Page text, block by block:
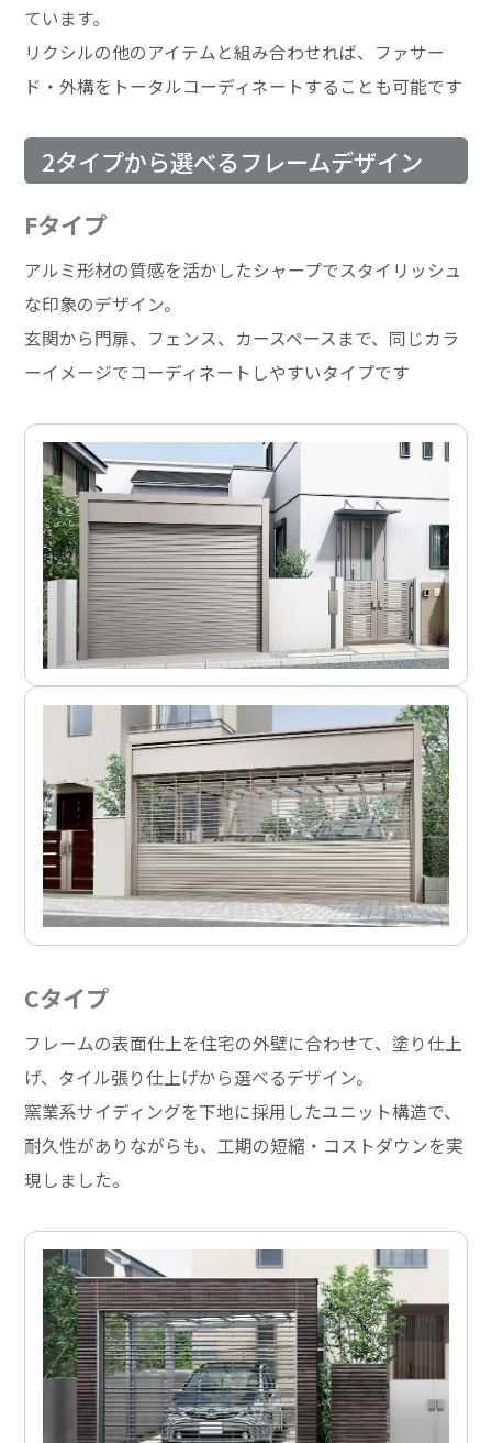
ています。
リクシルの他のアイテムと組み合わせれば、ファサー
ド・外構をトータルコーディネートすることも可能です
2タイプから選べるフレームデザイン
Fタイプ
アルミ形材の質感を活かしたシャープでスタイリッシュ
な印象のデザイン。
玄関から門扉、フェンス、カースペースまで、同じカラ
ーイメージでコーディネートしやすいタイプです
Cタイプ
フレームの表面仕上を住宅の外壁に合わせて、塗り仕上
げ、タイル張り仕上げから選べるデザイン。
窯業系サイディングを下地に採用したユニット構造で、
耐久性がありながらも、工期の短縮・コストダウンを実
現しました。